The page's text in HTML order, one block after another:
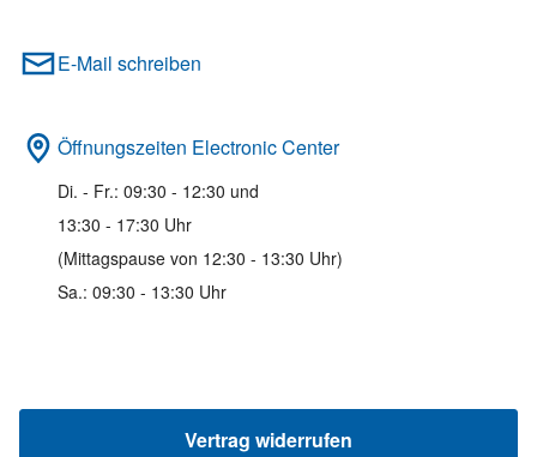
E-Mail schreiben
Öffnungszeiten Electronic Center
Di. - Fr.: 09:30 - 12:30 und
13:30 - 17:30 Uhr
(Mittagspause von 12:30 - 13:30 Uhr)
Sa.: 09:30 - 13:30 Uhr
Vertrag widerrufen